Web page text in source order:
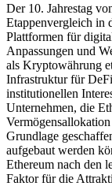
Der 10. Jahrestag
Etappenvergleich in
Plattformen für
Anpassungen und
als Kryptowährung
Infrastruktur für
institutionellen
Unternehmen, die
Grundlage
aufgebaut werden
Ethereum nach den
Faktor für die